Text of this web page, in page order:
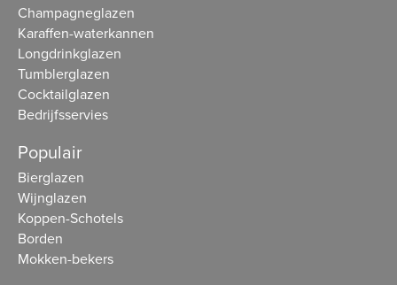
Champagneglazen
Karaffen-waterkannen
Longdrinkglazen
Tumblerglazen
Cocktailglazen
Bedrijfsservies
Populair
Bierglazen
Wijnglazen
Koppen-Schotels
Borden
Mokken-bekers